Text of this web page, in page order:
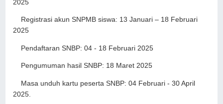
2025
Registrasi akun SNPMB siswa: 13 Januari – 18 Februari
2025
Pendaftaran SNBP: 04 - 18 Februari 2025
Pengumuman hasil SNBP: 18 Maret 2025
Masa unduh kartu peserta SNBP: 04 Februari - 30 April
2025.